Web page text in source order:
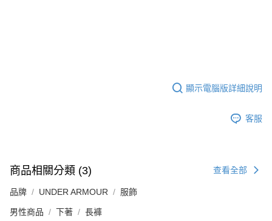
顯示電腦版詳細說明
客服
商品相關分類 (3) 查看全部
品牌 UNDER ARMOUR 服飾
男性商品 下著 長褲